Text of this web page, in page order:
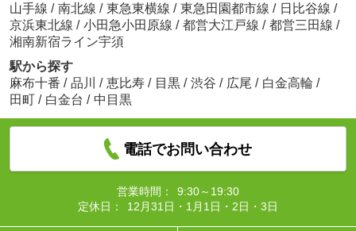
山手線 / 南北線 / 東急東横線 / 東急田園都市線 / 日比谷線 /
京浜東北線 / 小田急小田原線 / 都営大江戸線 / 都営三田線 /
湘南新宿ライン宇須
駅から探す
麻布十番 / 品川 / 恵比寿 / 目黒 / 渋谷 / 広尾 / 白金高輪 /
田町 / 白金台 / 中目黒
電話でお問い合わせ
営業時間：
9:30～19:30
定休日：
12月31日・1月1日・2日・3日